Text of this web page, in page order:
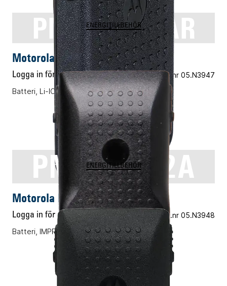
PMNN4440AR
ENERGITILLBEHÖR
Motorola PMNN4440AR
Logga in för pris Vårt art.nr 05.N3947
Batteri, Li-ION, 1700mAh
PMNN4502A
ENERGITILLBEHÖR
Motorola PMNN4502A
Logga in för pris Vårt art.nr 05.N3948
Batteri, IMPRES, Li-ION, IP68, 3000mAh